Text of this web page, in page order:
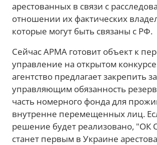
арестованных в связи с
отношении их фактических
которые могут быть связаны с РФ.
Сейчас АРМА готовит объект к
управление на открытом
агентство предлагает закрепить
управляющим обязанность
часть номерного фонда для
внутренне перемещенных лиц.
решение будет реализовано, "ОК
станет первым в Украине